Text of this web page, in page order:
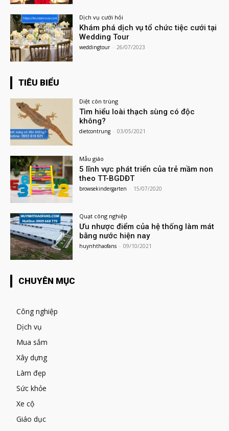
Dịch vụ cưới hỏi
Khám phá dịch vụ tổ chức tiệc cưới tại
Wedding Tour
weddingtour - 26/07/2023
TIÊU BIỂU
Diệt côn trùng
Tìm hiểu loài thạch sùng có độc
không?
dietcontrung - 03/05/2021
Mẫu giáo
5 lĩnh vực phát triển của trẻ mầm non
theo TT-BGDĐT
browsekindergarten - 15/07/2020
Quạt công nghiệp
Ưu nhược điểm của hệ thống làm mát
bằng nước hiện nay
huynhthaofans - 09/10/2021
CHUYÊN MỤC
Công nghiệp
Dịch vụ
Mua sắm
Xây dựng
Làm đẹp
Sức khỏe
Xe cộ
Giáo dục